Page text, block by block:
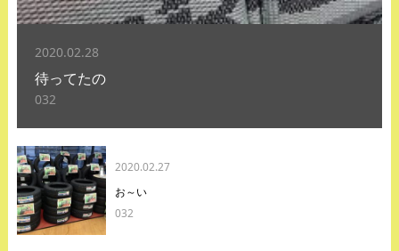
2020.02.28
待ってたの
032
2020.02.27
お～い
032